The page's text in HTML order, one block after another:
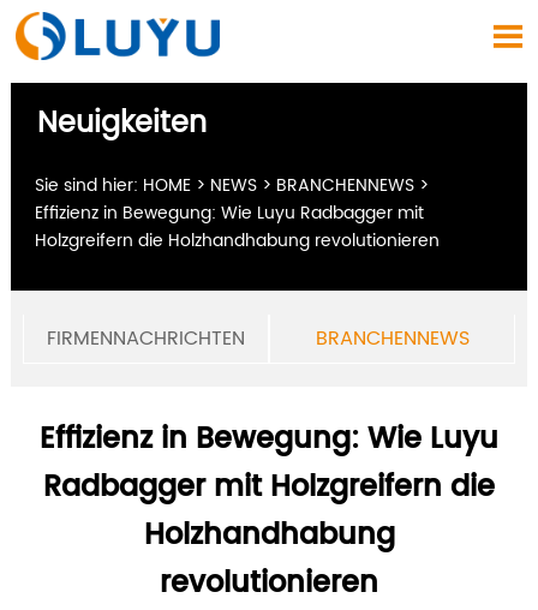

Neuigkeiten
Sie sind hier: HOME> NEWS> BRANCHENNEWS>
Effizienz in Bewegung: Wie Luyu Radbagger mit
Holzgreifern die Holzhandhabung revolutionieren
FIRMENNACHRICHTEN BRANCHENNEWS
Effizienz in Bewegung: Wie Luyu
Radbagger mit Holzgreifern die
Holzhandhabung
revolutionieren